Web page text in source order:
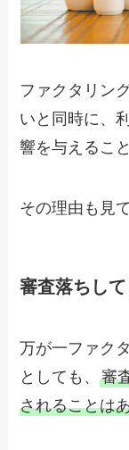
ファクタリン
いと同時に、
響を与えるこ
その理由も見
審査落ちし
万が一ファク
としても、審
されることは